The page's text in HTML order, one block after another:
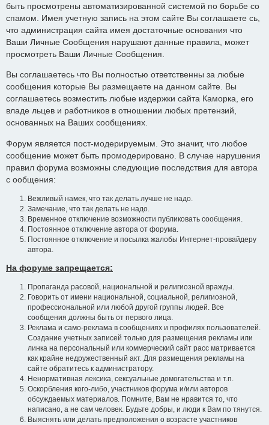
быть просмотрены автоматизированной системой по борьбе со
спамом. Имея учетную запись на этом сайте Вы соглашаете сь,
что администрация сайта имея достаточные основания что
Ваши Личные Сообщения нарушают данные правила, может
просмотреть Ваши Личные Сообщения.
Вы соглашаетесь что Вы полностью ответственны за любые
сообщения которые Вы размещаете на данном сайте. Вы
соглашаетесь возместить любые издержки сайта Каморка, его
владе льцев и работников в отношении любых претензий,
основанных на Ваших сообщениях.
Форум является пост-модерируемым. Это значит, что любое
сообщение может быть промодерировано. В случае нарушения
правил форума возможны следующие последствия для автора
с ообщения:
Вежливый намек, что так делать лучше не надо.
Замечание, что так делать не надо.
Временное отключение возможности публиковать сообщения.
Постоянное отключение автора от форума.
Постоянное отключение и посылка жалобы Интернет-провайдеру
автора.
На форуме запрещается:
Пропаганда расовой, национальной и религиозной вражды.
Говорить от имени национальной, социальной, религиозной,
профессиональной или любой другой группы людей. Все
сообщения должны быть от первого лица.
Реклама и само-реклама в сообщениях и профилях пользователей.
Создание учетных записей только для размещения рекламы или
линка на персональный или коммерческий сайт расс матривается
как крайне недружественный акт. Для размещения рекламы на
сайте обратитесь к администратору.
Ненормативная лексика, сексуальные домогательства и т.п.
Оскорбления кого-либо, участников форума и/или авторов
обсуждаемых материалов. Помните, Вам не нравится то, что
написано, а не сам человек. Будьте добры, и люди к Вам по тянутся.
Выяснять или делать предположения о возрасте участников